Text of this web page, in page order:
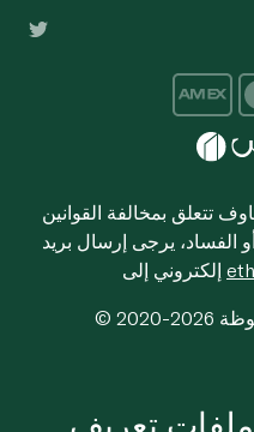
تتعلق بمخالفة القوانين
أو الفساد، يرجى إرسال بريد
تعريف